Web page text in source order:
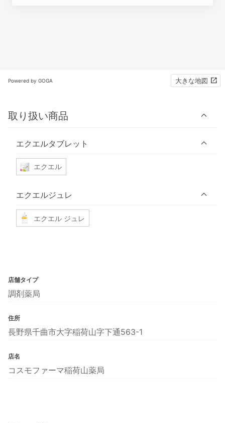
Powered by GOGA 大きな地図
取り扱い商品
エクエルタブレット
エクエル
エクエルジュレ
エクエル ジュレ
店舗タイプ
調剤薬局
住所
長野県千曲市大字稲荷山字下通563-1
店名
コスモファーマ稲荷山薬局